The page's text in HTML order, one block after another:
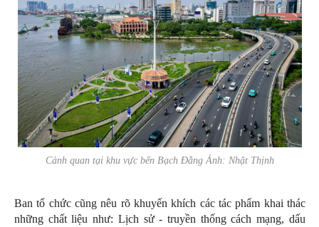
Cảnh quan tại khu vực bến Bạch Đằng Ảnh: Nhật Thịnh
Ban tổ chức cũng nêu rõ khuyến khích các tác phẩm khai thác
những chất liệu như: Lịch sử - truyền thống cách mạng, dấu